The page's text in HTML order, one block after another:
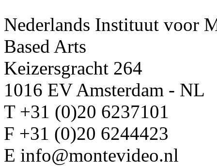
Nederlands Instituut voor
Based Arts
Keizersgracht 264
1016 EV Amsterdam - NL
T +31 (0)20 6237101
F +31 (0)20 6244423
E info@montevideo.nl